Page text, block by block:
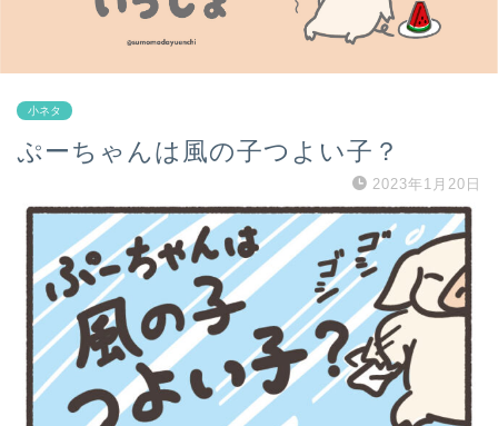
小ネタ
ぷーちゃんは風の子つよい子？
2023年1月20日